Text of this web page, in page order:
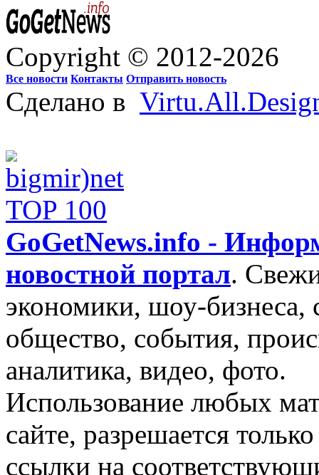
Copyright © 2012-2026
Все новости Контакты Отправить новость
Сделано в
GoGetNews.info -
новостной портал.
экономики, шоу-бизнеса,
общество, события,
аналитика, видео, фото.
Использование любых
сайте, разрешается
ссылки на